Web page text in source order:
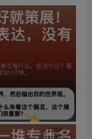
+4